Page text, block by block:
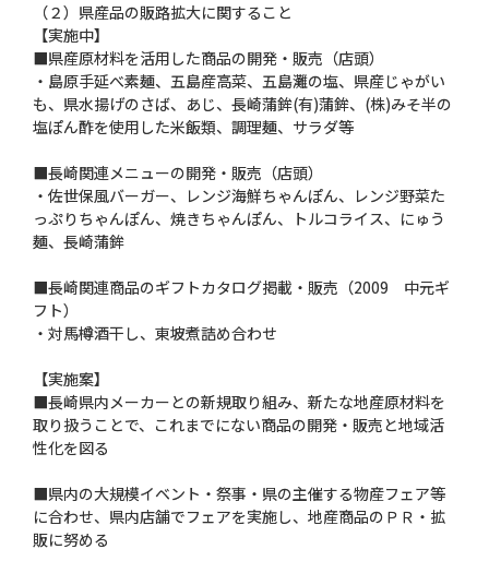
（２）県産品の販路拡大に関すること
【実施中】
■県産原材料を活用した商品の開発・販売（店頭）
・島原手延べ素麺、五島産高菜、五島灘の塩、県産じゃがい
も、県水揚げのさば、あじ、長崎蒲鉾(有)蒲鉾、(株)みそ半の
塩ぽん酢を使用した米飯類、調理麺、サラダ等
■長崎関連メニューの開発・販売（店頭）
・佐世保風バーガー、レンジ海鮮ちゃんぽん、レンジ野菜た
っぷりちゃんぽん、焼きちゃんぽん、トルコライス、にゅう
麺、長崎蒲鉾
■長崎関連商品のギフトカタログ掲載・販売（2009 中元ギ
フト）
・対馬樽酒干し、東坡煮詰め合わせ
【実施案】
■長崎県内メーカーとの新規取り組み、新たな地産原材料を
取り扱うことで、これまでにない商品の開発・販売と地域活
性化を図る
■県内の大規模イベント・祭事・県の主催する物産フェア等
に合わせ、県内店舗でフェアを実施し、地産商品のＰＲ・拡
販に努める